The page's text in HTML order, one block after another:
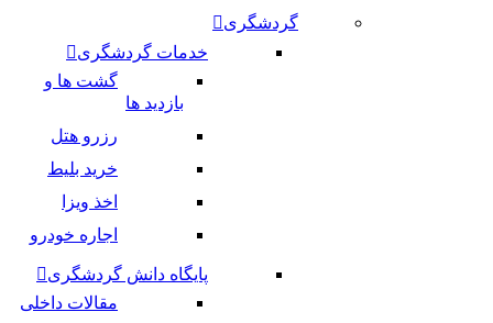
گردشگری
خدمات گردشگری
گشت ها و
رزرو هتل
خرید بلیط
اخذ ویزا
اجاره خودرو
پایگاه دانش گردشگری
مقالات داخلی